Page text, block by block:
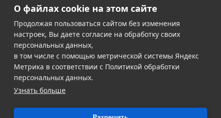
Продукты питания
Творческий офис
Дезинфекция и антисептики
Хозяйственные товары
Школьно-письменные товары
Клиентам
Акции
Контакты
Доставка и оплата
Политика в области персональных данных
О файлах cookie на этом сайте
Продолжая пользоваться сайтом без изменения
настроек, Вы даете согласие на обработку своих
персональных данных,
в том числе с помощью метрической системы Яндекс
Метрика в соответствии с Политикой обработки
персональных данных.
Узнать больше